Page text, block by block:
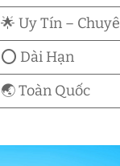
🌟 Uy Tín –
⭕ Dài Hạn
🌏 Toàn Quốc